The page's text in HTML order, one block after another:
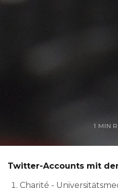
1 MIN
Twitter-Accounts mit
Charité -